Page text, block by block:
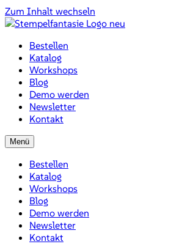
Zum Inhalt wechseln
Bestellen
Katalog
Workshops
Blog
Demo werden
Newsletter
Kontakt
Menü
Bestellen
Katalog
Workshops
Blog
Demo werden
Newsletter
Kontakt